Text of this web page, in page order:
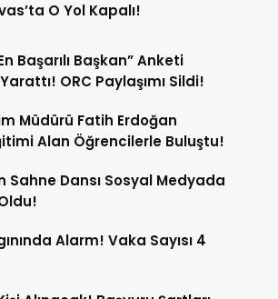
O Yol Kapalı!
Başarılı Başkan” Anketi
ORC Paylaşımı Sildi!
Müdürü Fatih Erdoğan
Alan Öğrencilerle Buluştu!
Sahne Dansı Sosyal Medyada
Alarm! Vaka Sayısı 4